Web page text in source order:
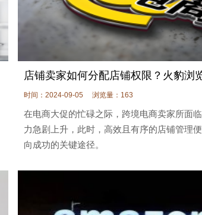
店铺卖家如何分配店铺权限？火豹浏
时间：2024-09-05 浏览量：163
在电商大促的忙碌之际，跨境电商卖家所面
力急剧上升，此时，高效且有序的店铺管理
向成功的关键途径。